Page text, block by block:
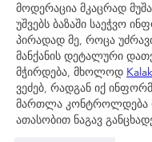
მოდერაცია მკაცრად
უშვებს ბაზაში საეჭვო
პირადად მე, როცა
მანქანის დეტალური
მჭირდება, მხოლოდ
ვეძებ, რადგან იქ
მართლა კონტროლდება
ათასობით ნაგავ